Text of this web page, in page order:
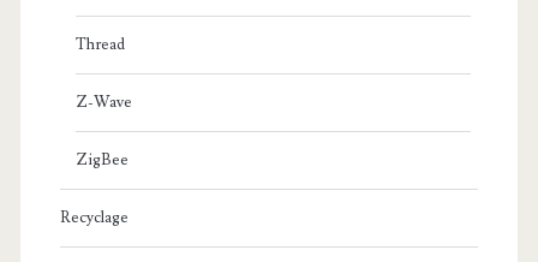
Thread
Z-Wave
ZigBee
Recyclage